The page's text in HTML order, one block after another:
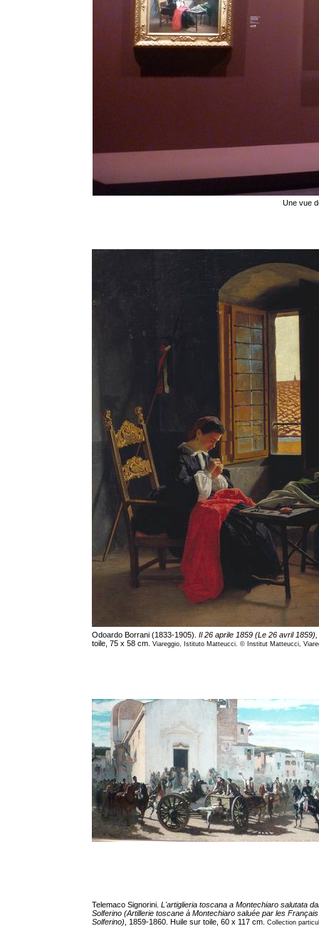
Une vue
Odoardo Borrani (1833-1905). Il 26 aprile 1859 (Le 26 avril 1859),
toile, 75 x 58 cm. Viareggio, Istituto Matteucci. © Institut Matteucci,
Telemaco Signorini. L'artiglieria toscana a Montechiaro salutata
Solferino (Artillerie toscane à Montechiaro saluée par les
Solferino) , 1859-1860. Huile sur toile, 60 x 117 cm. Collection